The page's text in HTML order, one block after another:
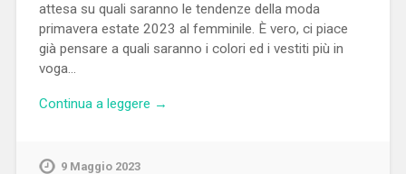
attesa su quali saranno le tendenze della moda
primavera estate 2023 al femminile. È vero, ci piace
già pensare a quali saranno i colori ed i vestiti più in
voga…
Continua a leggere →
9 Maggio 2023